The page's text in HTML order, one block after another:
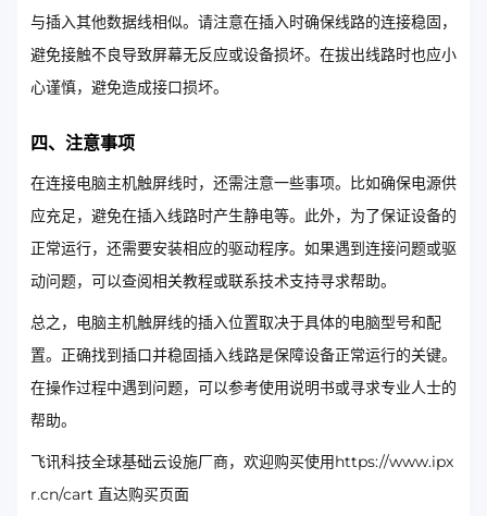
与插入其他数据线相似。请注意在插入时确保线路的连接稳固，
避免接触不良导致屏幕无反应或设备损坏。在拔出线路时也应小
心谨慎，避免造成接口损坏。
四、注意事项
在连接电脑主机触屏线时，还需注意一些事项。比如确保电源供
应充足，避免在插入线路时产生静电等。此外，为了保证设备的
正常运行，还需要安装相应的驱动程序。如果遇到连接问题或驱
动问题，可以查阅相关教程或联系技术支持寻求帮助。
总之，电脑主机触屏线的插入位置取决于具体的电脑型号和配
置。正确找到插口并稳固插入线路是保障设备正常运行的关键。
在操作过程中遇到问题，可以参考使用说明书或寻求专业人士的
帮助。
飞讯科技全球基础云设施厂商，欢迎购买使用https://www.ipx
r.cn/cart 直达购买页面